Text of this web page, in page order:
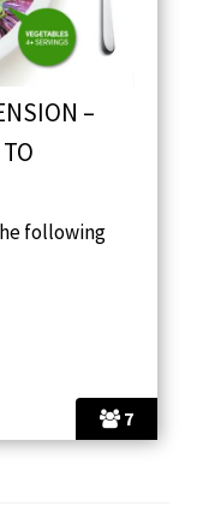
7
–
following